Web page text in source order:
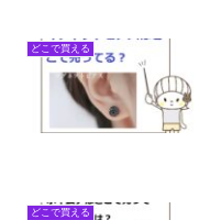
どこで買える
どこで買える